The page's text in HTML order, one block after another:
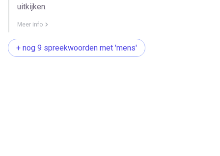
uitkijken.
Meer info
+ nog 9 spreekwoorden met 'mens'